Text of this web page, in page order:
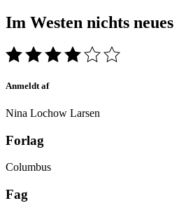
Im Westen nichts neues
Anmeldt af
Nina Lochow Larsen
Forlag
Columbus
Fag